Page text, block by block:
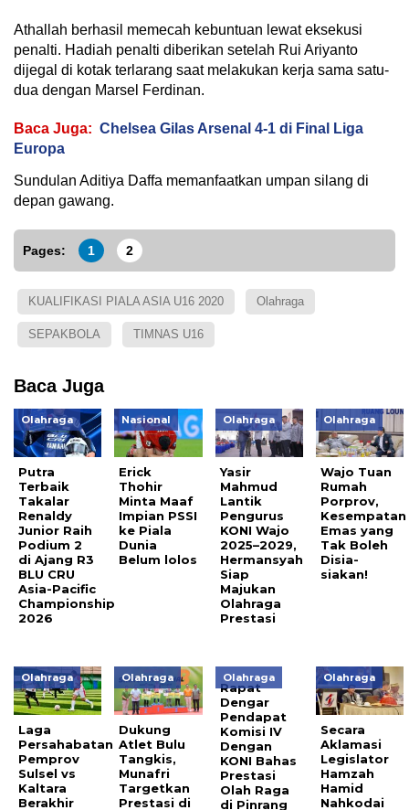
Athallah berhasil memecah kebuntuan lewat eksekusi
penalti. Hadiah penalti diberikan setelah Rui Ariyanto
dijegal di kotak terlarang saat melakukan kerja sama satu-
dua dengan Marsel Ferdinan.
Baca Juga: Chelsea Gilas Arsenal 4-1 di Final Liga
Europa
Sundulan Aditiya Daffa memanfaatkan umpan silang di
depan gawang.
Pages: 1 2
KUALIFIKASI PIALA ASIA U16 2020 Olahraga
SEPAKBOLA TIMNAS U16
Baca Juga
Olahraga
Putra
Terbaik
Takalar
Renaldy
Junior Raih
Podium 2
di Ajang R3
BLU CRU
Asia-Pacific
Championship
2026
Nasional
Erick
Thohir
Minta Maaf
Impian PSSI
ke Piala
Dunia
Belum lolos
Olahraga
Yasir
Mahmud
Lantik
Pengurus
KONI Wajo
2025–2029,
Hermansyah
Siap
Majukan
Olahraga
Prestasi
Olahraga
Wajo Tuan
Rumah
Porprov,
Kesempatan
Emas yang
Tak Boleh
Disia-
siakan!
Olahraga
Laga
Persahabatan
Pemprov
Sulsel vs
Kaltara
Berakhir
Olahraga
Dukung
Atlet Bulu
Tangkis,
Munafri
Targetkan
Prestasi di
Olahraga
Rapat
Dengar
Pendapat
Komisi IV
Dengan
KONI Bahas
Prestasi
Olah Raga
di Pinrang
Olahraga
Secara
Aklamasi
Legislator
Hamzah
Hamid
Nahkodai